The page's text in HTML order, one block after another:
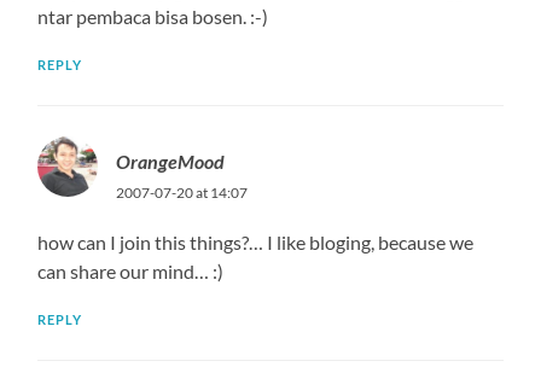
ntar pembaca bisa bosen. :-)
REPLY
OrangeMood
2007-07-20 at 14:07
how can I join this things?… I like bloging, because we
can share our mind… :)
REPLY